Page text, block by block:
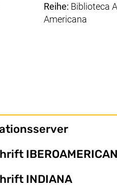
Reihe: Biblioteca
Americana
INDIANA